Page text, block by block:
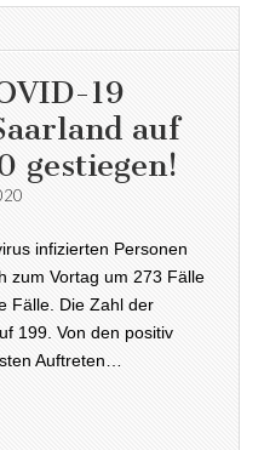
19
auf
gestiegen!
infizierten Personen
zum Vortag um 273 Fälle
Fälle. Die Zahl der
199. Von den positiv
Auftreten…